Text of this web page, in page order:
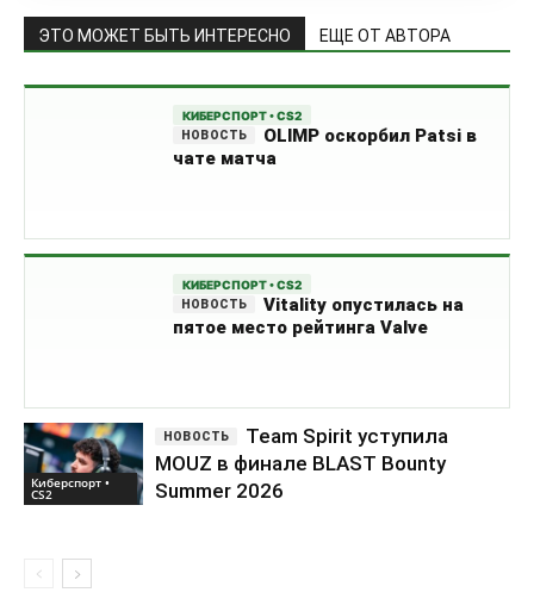
ЭТО МОЖЕТ БЫТЬ ИНТЕРЕСНО ЕЩЕ ОТ АВТОРА
КИБЕРСПОРТ • CS2
OLIMP оскорбил Patsi в
чате матча
КИБЕРСПОРТ • CS2
Vitality опустилась на
пятое место рейтинга Valve
Киберспорт •
CS2
Team Spirit уступила
MOUZ в финале BLAST Bounty
Summer 2026